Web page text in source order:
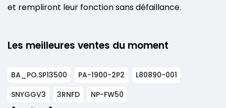
et rempliront leur fonction sans défaillance.
Les meilleures ventes du moment
BA_PO.SP13500 PA-1900-2P2
L80890-001
SNYGGV3
3RNFD NP-FW50